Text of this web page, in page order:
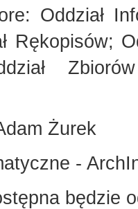
Oddział
Rękopisów;
Żurek
-
będzie